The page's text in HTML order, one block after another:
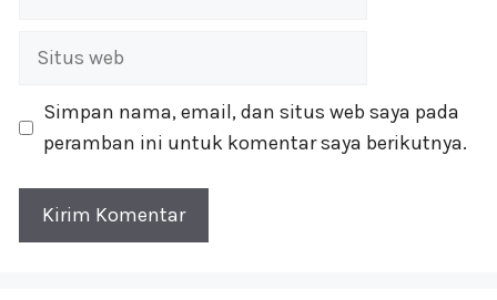
Situs
Simpan nama, email, dan situs web saya pada
peramban ini untuk komentar saya berikutnya.